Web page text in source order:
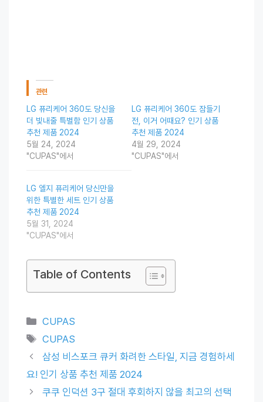
관련
LG 퓨리케어 360도 당신을
더 빛내줄 특별함 인기 상품
추천 제품 2024
5월 24, 2024
"CUPAS"에서
LG 퓨리케어 360도 잠들기
전, 이거 어때요? 인기 상품
추천 제품 2024
4월 29, 2024
"CUPAS"에서
LG 엘지 퓨리케어 당신만을
위한 특별한 세트 인기 상품
추천 제품 2024
5월 31, 2024
"CUPAS"에서
Table of Contents
Categories
CUPAS
Tags
CUPAS
삼성 비스포크 큐커 화려한 스타일, 지금 경험하세
요! 인기 상품 추천 제품 2024
쿠쿠 인덕션 3구 절대 후회하지 않을 최고의 선택